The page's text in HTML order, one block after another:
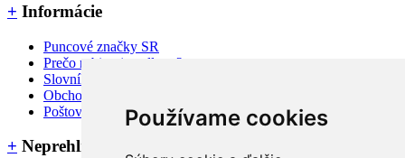
Používame cookies
+ Informácie
Puncové značky SR
Prečo rubino jewellery ?
Slovník pojmov a FAQ
Obchodné podmienky
Poštovné, dodanie a platba
+ Neprehliadnite